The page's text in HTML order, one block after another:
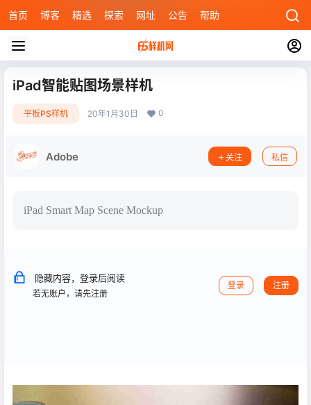
首页 博客 精选 探索 网址 公告 帮助
iPad智能贴图场景样机
平板PS样机 20年1月30日 0
Adobe 关注 私信
iPad Smart Map Scene Mockup
隐藏内容，登录后阅读
若无账户，请先注册
登录 注册